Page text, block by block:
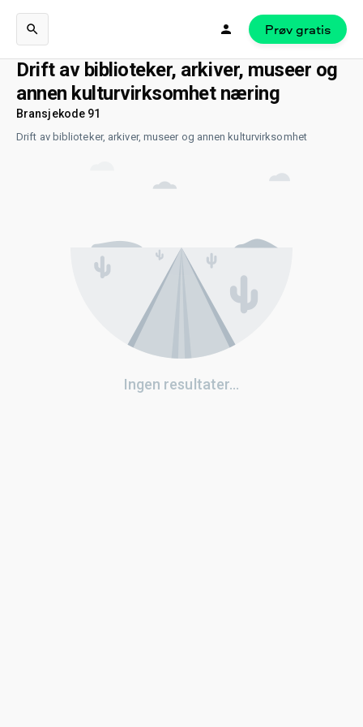
Prøv gratis
Drift av biblioteker, arkiver, museer og
annen kulturvirksomhet næring
Bransjekode 91
Drift av biblioteker, arkiver, museer og annen kulturvirksomhet
Ingen resultater...